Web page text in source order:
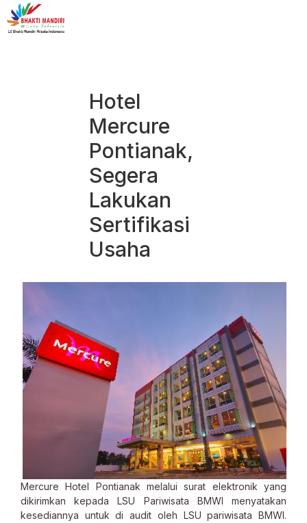
Hotel
Mercure
Pontianak,
Segera
Lakukan
Sertifikasi
Usaha
Mercure Hotel Pontianak melalui surat elektronik yang
dikirimkan kepada LSU Pariwisata BMWI menyatakan
kesediannya untuk di audit oleh LSU pariwisata BMWI.